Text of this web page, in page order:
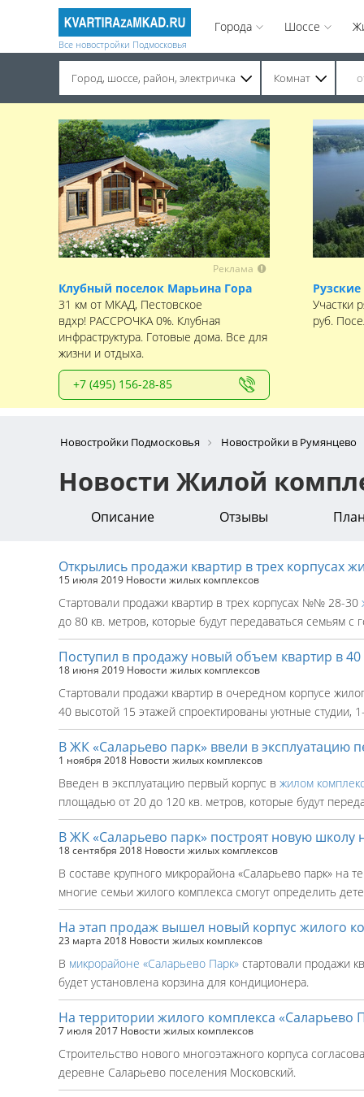
Все новостройки Подмосковья
Города Шоссе
Город, шоссе, район, электричка Комнат
Реклама
Клубный поселок Марьина Гора
31 км от МКАД, Пестовское
вдхр! РАССРОЧКА 0%. Клубная
инфраструктура. Готовые дома. Все для
жизни и отдыха.
+7 (495) 156-28-85
Участки
руб.
Новостройки Подмосковья Новостройки в Румянцево
Новости Жилой
Описание Отзывы
Открылись продажи квартир в трех корпусах
15 июля 2019 Новости жилых комплексов
Стартовали продажи квартир в трех корпусах №№ 28-30
до 80 кв. метров, которые будут передаваться семьям с
Поступил в продажу новый объем квартир в
18 июня 2019 Новости жилых комплексов
Стартовали продажи квартир в очередном корпусе
40 высотой 15 этажей спроектированы уютные
В ЖК «Саларьево парк» ввели в эксплуатацию
1 ноября 2018 Новости жилых комплексов
Введен в эксплуатацию первый корпус в жилом
площадью от 20 до 120 кв. метров, которые будут
В ЖК «Саларьево парк» построят новую школу
18 сентября 2018 Новости жилых комплексов
В составе крупного микрорайона «Саларьево парк»
многие семьи жилого комплекса смогут определить
На этап продаж вышел новый корпус жилого
23 марта 2018 Новости жилых комплексов
В микрорайоне «Саларьево Парк» стартовали продажи
будет установлена корзина для кондиционера.
На территории жилого комплекса «Саларьево
7 июля 2017 Новости жилых комплексов
Строительство нового многоэтажного корпуса
деревне Саларьево поселения Московский.